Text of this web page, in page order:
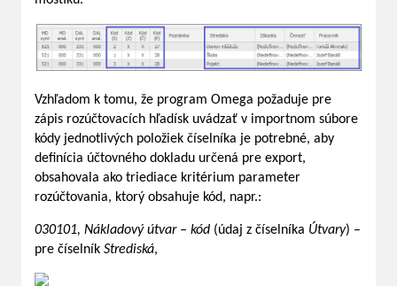
Vzhľadom k tomu, že program Omega požaduje pre
zápis rozúčtovacích hľadísk uvádzať v importnom súbore
kódy jednotlivých položiek číselníka je potrebné, aby
definícia účtovného dokladu určená pre export,
obsahovala ako triediace kritérium parameter
rozúčtovania, ktorý obsahuje kód, napr.:
030101, Nákladový útvar – kód (údaj z číselníka Útvary) –
pre číselník Strediská,